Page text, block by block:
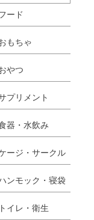
ード
もちゃ
やつ
プリメント
器・水飲み
ージ・サークル
ンモック・寝袋
イレ・衛生